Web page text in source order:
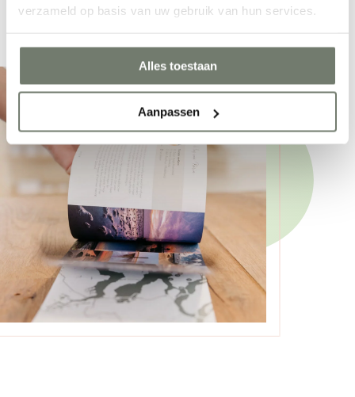
verzameld op basis van uw gebruik van hun services.
Alles toestaan
Aanpassen
gereisd worden.
HEINSIUS RECREATIE BEHEER &
Jorick Heinsius